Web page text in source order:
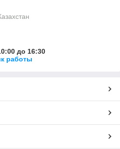
до 16:30
работы